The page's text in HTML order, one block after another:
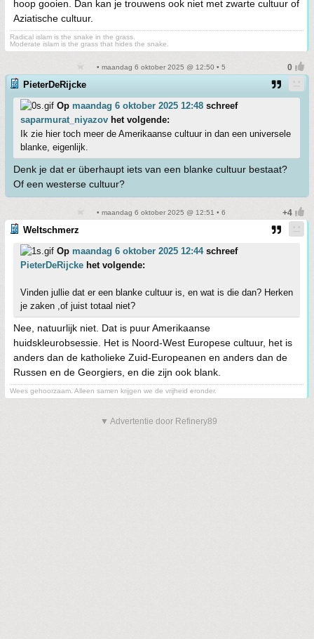
hoop gooien. Dan kan je trouwens ook niet met zwarte cultuur of
Aziatische cultuur.
Radical islam is the snake in the grass.
Moderate islam is the grass that hides the snake.
• maandag 6 oktober 2025 @ 12:50 • 5
PieterDeRijcke
Op maandag 6 oktober 2025 12:48 schreef
saparmurat_niyazov het volgende:
Ik zie hier toch meer de Amerikaanse cultuur in dan een universele
blanke, eigenlijk.
Denk je dat er überhaupt iets van een blanke cultuur bestaat?
Of een westerse cultuur?
• maandag 6 oktober 2025 @ 12:51 • 6
Weltschmerz
Op maandag 6 oktober 2025 12:44schreef
PieterDeRijcke het volgende:
Vinden jullie dat er een blanke cultuur is, en wat is die dan? Herken
je zaken ,of juist totaal niet?
Nee, natuurlijk niet. Dat is puur Amerikaanse
huidskleurobsessie. Het is Noord-West Europese cultuur, het is
anders dan de katholieke Zuid-Europeanen en anders dan de
Russen en de Georgiers, en die zijn ook blank.
Wees gehoorzaam. Alleen samen krijgen we de vrijheid eronder.
▼ Advertentie door Refinery89